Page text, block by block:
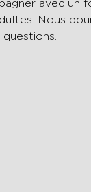
avec un
Nous